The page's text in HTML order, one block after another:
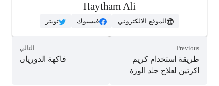
Haytham Ali
الموقع الالكتروني فيسبوك تويتر
Previous
طريقة استخدام كريم
اكرتين لعلاج جلد الوزة
التالي
فاكهة الدوريان